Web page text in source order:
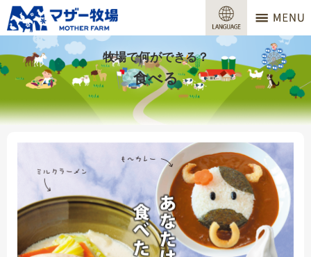
営業時間
料金
交通アクセス
サービスガイド
牧場で何ができる？
場内マップ
おすすめコース
牧場で何ができる？
食べる